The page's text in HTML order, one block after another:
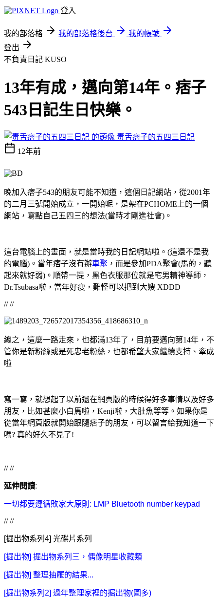
登入
我的部落格 我的部落格後台
我的帳號
登出
不負責日記 KUSO
13年有成，邁向第14年。痞子
543日記生日快樂。
毒舌痞子的五四三日記
12年前
晚加入痞子543的朋友可能不知道，這個日記網站，從2001年
的二月三號開始成立，一開始呢，是架在PCHOME上的一個
網站，寫點自己五四三的想法(當時才剛進社會)。
這台電腦上的畫面，就是當時我的日記網站啦。(這還不是我
的電腦)。當年痞子沒有辦車聚 ，而是參加PDA聚會(馬的，聽
起來就好弱)。順帶一提，黑色衣服那位就是宅男精神導師，
Dr.Tsubasa啦，當年好瘦，難怪可以把到大嫂 XDDD
// //
總之，這麼一路走來，也都滿13年了，目前要邁向第14年，不
管你是新粉絲或是死忠老粉絲，也都希望大家繼續支持、牽成
啦
寫一寫，就想起了以前還在網頁版的時候得好多事情以及好多
朋友，比如甚麼小白馬啦，Kenji啦，大肚魚等等。如果你是
從當年網頁版就開始跟隨痞子的朋友，可以留言給我知道一下
嗎? 真的好久不見了!
// //
延伸閱讀:
一切都要遵循敗家大原則: LMP Bluetooth number keypad
// //
[掘出物系列4] 光碟片系列
[掘出物] 掘出物系列三，偶像明星收藏類
[掘出物] 整理抽屜的結果...
[掘出物系列2] 過年整理家裡的掘出物(圖多)